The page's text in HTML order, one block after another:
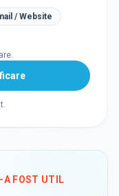
/ Website
A FOST UTIL